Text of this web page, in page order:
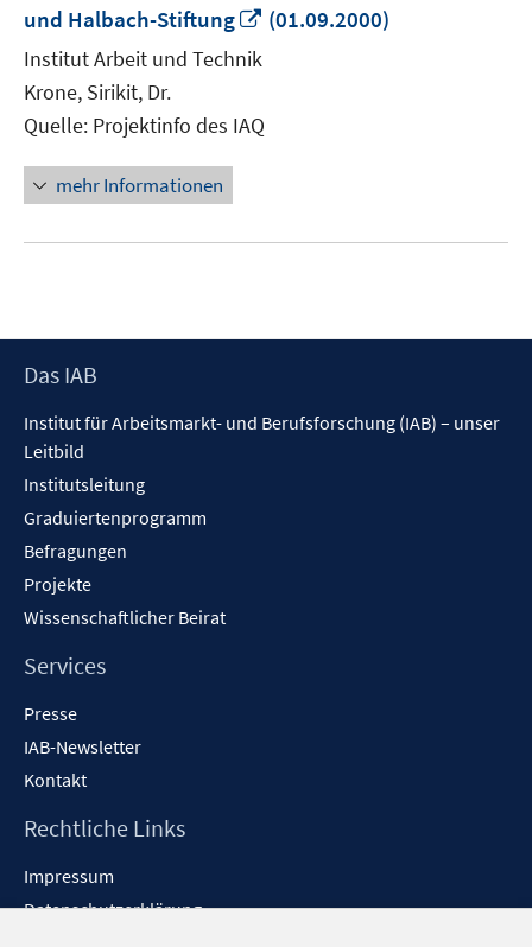
und Halbach-Stiftung
In
(01.09.2000)
Institut Arbeit und Technik
Krone, Sirikit, Dr.
Quelle: Projektinfo des IAQ
mehr Informationen
Footer
Das IAB
Institut für Arbeitsmarkt- und Berufsforschung (IAB) – unser
Leitbild
Institutsleitung
Graduiertenprogramm
Befragungen
Projekte
Wissenschaftlicher Beirat
Services
Presse
IAB-Newsletter
Kontakt
Rechtliche Links
Impressum
Datenschutzerklärung